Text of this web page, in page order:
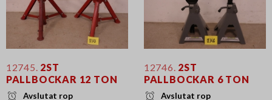
12745. 2ST
PALLBOCKAR 12 TON
Avslutat rop
12746. 2ST
PALLBOCKAR 6 TON
Avslutat rop